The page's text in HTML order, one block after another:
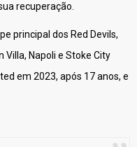
recuperação.
principal dos Red Devils,
Napoli e Stoke City
em 2023, após 17 anos, e